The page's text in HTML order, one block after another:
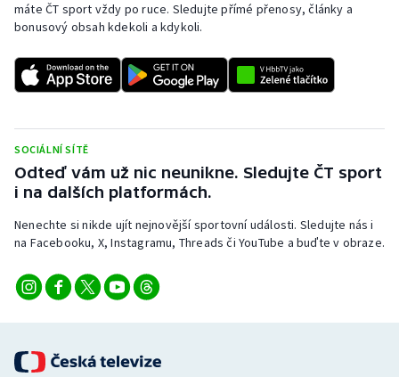
Short track
Sportovní střelba
Triatlon
Veslování
Vodní slalom
Volejbal
Ostatní
máte ČT sport vždy po ruce. Sledujte přímé přenosy, články a
bonusový obsah kdekoli a kdykoli.
SOCIÁLNÍ SÍTĚ
Odteď vám už nic neunikne. Sledujte ČT sport
i na dalších platformách.
Nenechte si nikde ujít nejnovější sportovní události. Sledujte nás i
na Facebooku, X, Instagramu, Threads či YouTube a buďte v obraze.